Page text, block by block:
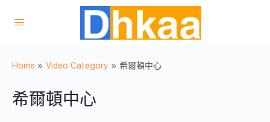
Home » Video Category » 希爾頓中心
希爾頓中心